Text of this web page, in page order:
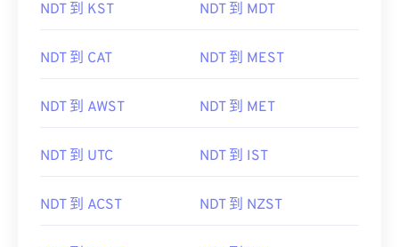
NDT 到 KST NDT 到 MDT
NDT 到 CAT NDT 到 MEST
NDT 到 AWST NDT 到 MET
NDT 到 UTC NDT 到 IST
NDT 到 ACST NDT 到 NZST